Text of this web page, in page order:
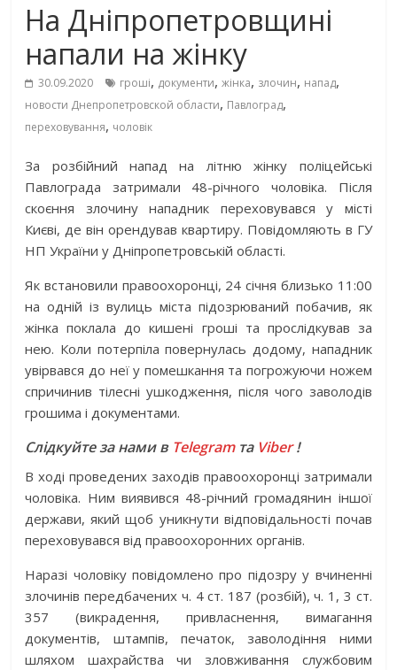
На Дніпропетровщині
напали на жінку
30.09.2020 гроші, документи,жінка, злочин, напад,
новости Днепропетровской области, Павлоград,
переховування, чоловік
За розбійний напад на літню жінку поліцейські
Павлограда затримали 48-річного чоловіка. Після
скоєння злочину нападник переховувався у місті
Києві, де він орендував квартиру. Повідомляють в ГУ
НП України у Дніпропетровській області.
Як встановили правоохоронці, 24 січня близько 11:00
на одній із вулиць міста підозрюваний побачив, як
жінка поклала до кишені гроші та прослідкував за
нею. Коли потерпіла повернулась додому, нападник
увірвався до неї у помешкання та погрожуючи ножем
спричинив тілесні ушкодження, після чого заволодів
грошима і документами.
Слідкуйте за нами в Telegramта Viber!
В ході проведених заходів правоохоронці затримали
чоловіка. Ним виявився 48-річний громадянин іншої
держави, який щоб уникнути відповідальності почав
переховувався від правоохоронних органів.
Наразі чоловіку повідомлено про підозру у вчиненні
злочинів передбачених ч. 4 ст. 187 (розбій), ч. 1, 3 ст.
357 (викрадення, привласнення, вимагання
документів, штампів, печаток, заволодіння ними
шляхом шахрайства чи зловживання службовим